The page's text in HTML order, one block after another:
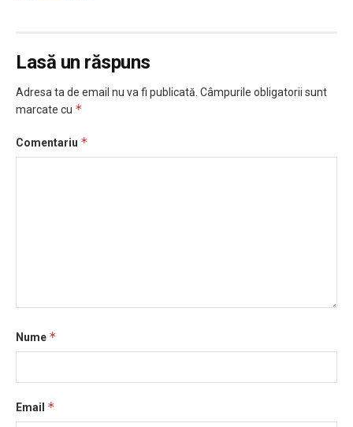
Lasă un răspuns
Adresa ta de email nu va fi publicată. Câmpurile obligatorii sunt
marcate cu *
Comentariu *
Nume *
Email *